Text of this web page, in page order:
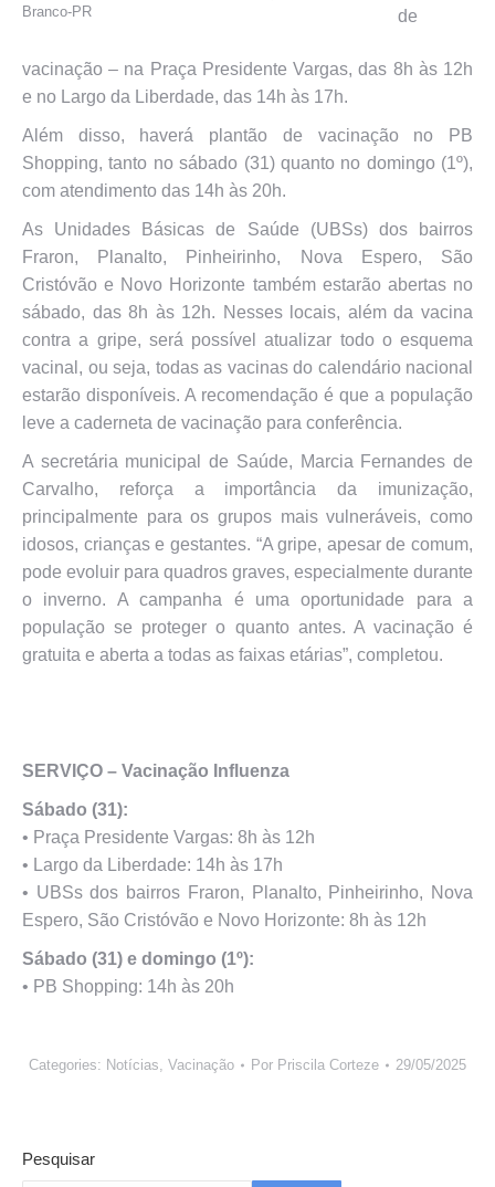
Branco-PR
de
vacinação – na Praça Presidente Vargas, das 8h às 12h
e no ⁠Largo da Liberdade, das 14h às 17h.
Além disso, haverá plantão de vacinação no PB
Shopping, tanto no sábado (31) quanto no domingo (1º),
com atendimento das 14h às 20h.
As Unidades Básicas de Saúde (UBSs) dos bairros
Fraron, Planalto, Pinheirinho, Nova Espero, São
Cristóvão e Novo Horizonte também estarão abertas no
sábado, das 8h às 12h. Nesses locais, além da vacina
contra a gripe, será possível atualizar todo o esquema
vacinal, ou seja, todas as vacinas do calendário nacional
estarão disponíveis. A recomendação é que a população
leve a caderneta de vacinação para conferência.
A secretária municipal de Saúde, Marcia Fernandes de
Carvalho, reforça a importância da imunização,
principalmente para os grupos mais vulneráveis, como
idosos, crianças e gestantes. “A gripe, apesar de comum,
pode evoluir para quadros graves, especialmente durante
o inverno. A campanha é uma oportunidade para a
população se proteger o quanto antes. A vacinação é
gratuita e aberta a todas as faixas etárias”, completou.
SERVIÇO – Vacinação Influenza
Sábado (31):
•⁠ ⁠Praça Presidente Vargas: 8h às 12h
•⁠ ⁠Largo da Liberdade: 14h às 17h
•⁠ ⁠UBSs dos bairros Fraron, Planalto, Pinheirinho, Nova
Espero, São Cristóvão e Novo Horizonte: 8h às 12h
Sábado (31) e domingo (1º):
•⁠ ⁠PB Shopping: 14h às 20h
Categories: Notícias, Vacinação Por Priscila Corteze 29/05/2025
Pesquisar